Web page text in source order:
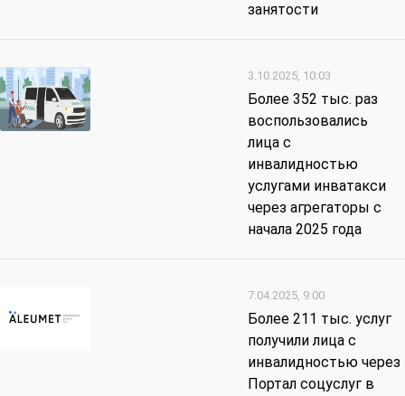
занятости
3.10.2025, 10:03
Более 352 тыс. раз
воспользовались
лица с
инвалидностью
услугами инватакси
через агрегаторы с
начала 2025 года
7.04.2025, 9:00
Более 211 тыс. услуг
получили лица с
инвалидностью через
Портал соцуслуг в